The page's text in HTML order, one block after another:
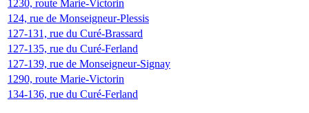
1230, route Marie-Victorin
124, rue de Monseigneur-Plessis
127-131, rue du Curé-Brassard
127-135, rue du Curé-Ferland
127-139, rue de Monseigneur-Signay
1290, route Marie-Victorin
134-136, rue du Curé-Ferland